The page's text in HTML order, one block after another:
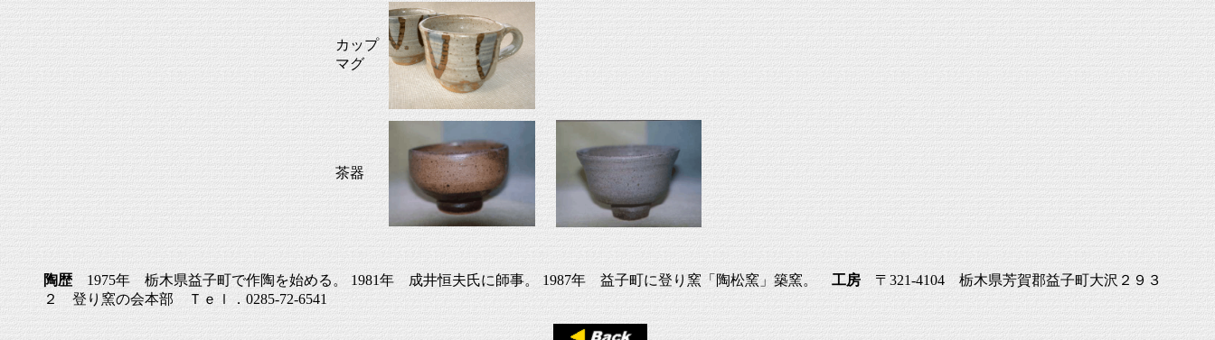
カップ
マグ
茶器
陶歴1975年 栃木県益子町で作陶を始める。 1981年 成井恒夫氏に師事。 1987年 益子町に登り窯「陶松窯」築窯。 工房 〒321-4104 栃木県芳賀郡益子町大沢２９３
２ 登り窯の会本部 Ｔｅｌ．0285-72-6541